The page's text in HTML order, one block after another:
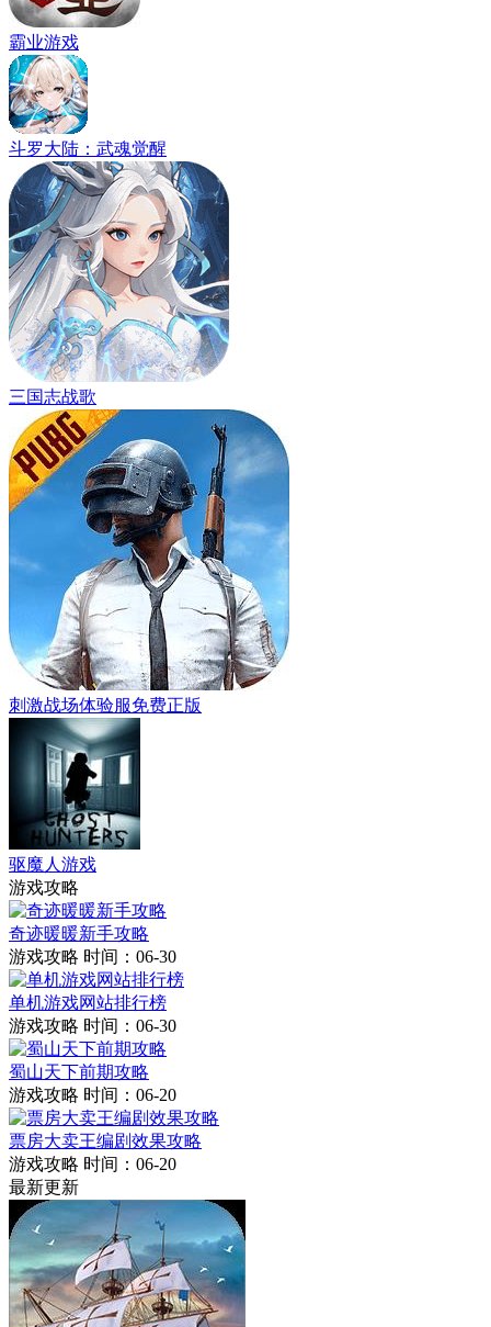
霸业游戏
斗罗大陆：武魂觉醒
三国志战歌
刺激战场体验服免费正版
驱魔人游戏
游戏攻略
奇迹暖暖新手攻略
游戏攻略 时间：06-30
单机游戏网站排行榜
游戏攻略 时间：06-30
蜀山天下前期攻略
游戏攻略 时间：06-20
票房大卖王编剧效果攻略
游戏攻略 时间：06-20
最新更新